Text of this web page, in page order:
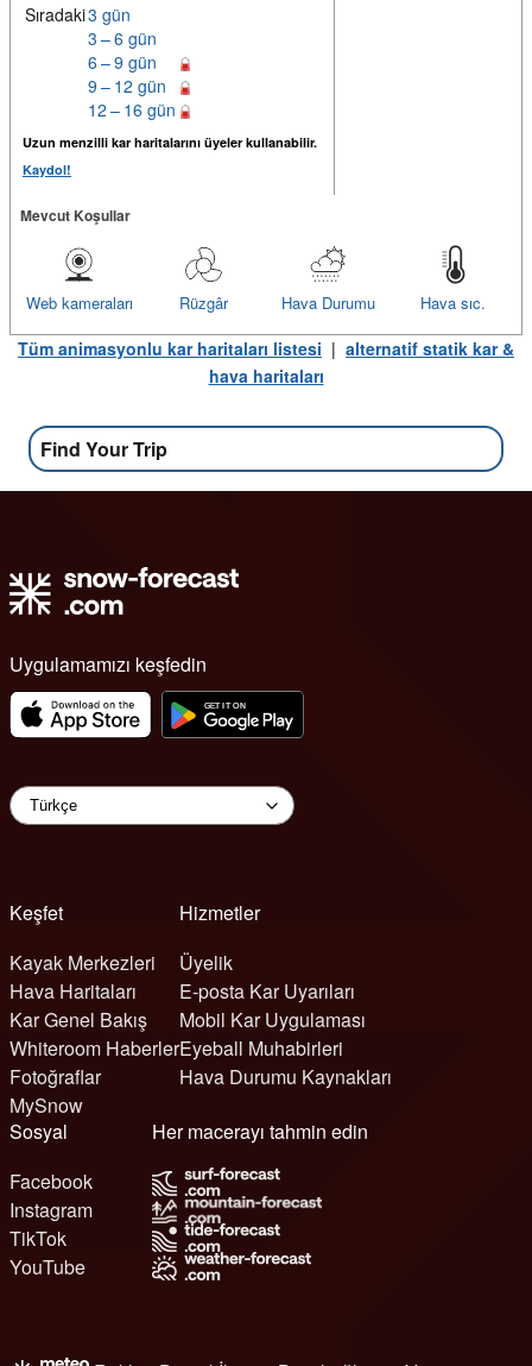
Sıradaki3 gün
3 – 6 gün
6 – 9 gün
9 – 12 gün
12 – 16 gün
Uzun menzilli kar haritalarını üyeler kullanabilir.
Kaydol!
Mevcut Koşullar
Hava sıc.
Hava Durumu
Rüzgâr
Web kameraları
Tüm animasyonlu kar haritaları listesi | alternatif statik kar &
hava haritaları
Find Your Trip
Uygulamamızı keşfedin
Keşfet
Kayak Merkezleri
Hava Haritaları
Kar Genel Bakış
Whiteroom Haberler
Fotoğraflar
MySnow
Hizmetler
Üyelik
E-posta Kar Uyarıları
Mobil Kar Uygulaması
Eyeball Muhabirleri
Hava Durumu Kaynakları
Sosyal
Facebook
Instagram
TikTok
YouTube
Her macerayı tahmin edin